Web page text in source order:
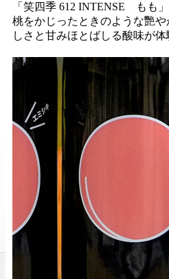
「笑四季 612 INTENSE もも
桃をかじったときのような艷
しさと甘みほとばしる酸味が